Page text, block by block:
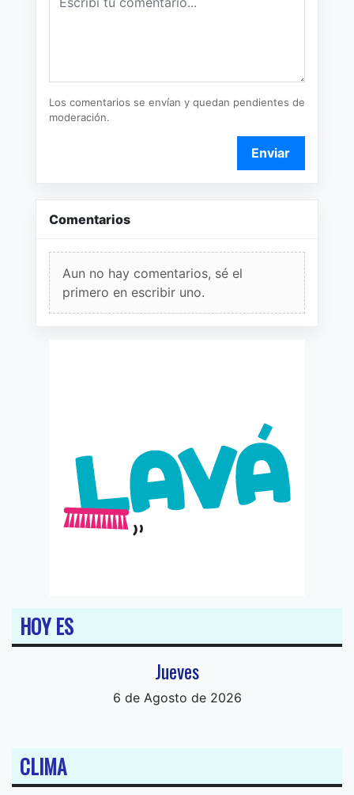
Los comentarios se envían y quedan pendientes de
moderación.
Enviar
Comentarios
Aun no hay comentarios, sé el
primero en escribir uno.
HOY ES
Jueves
6 de Agosto de 2026
CLIMA